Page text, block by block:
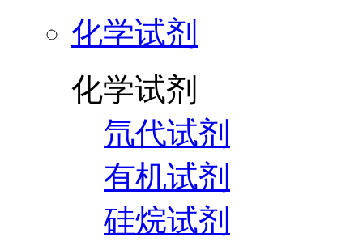
化学试剂
化学试剂
氘代试剂
有机试剂
硅烷试剂